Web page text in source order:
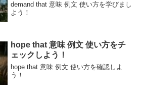
demand that 意味 例文 使い方を学びまし
よう！
hope that 意味 例文 使い方をチ
ェックしよう！
hope that 意味 例文 使い方を確認しよ
う！